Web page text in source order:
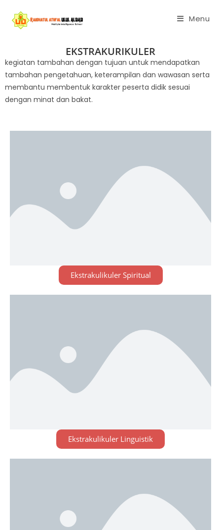
Menu
EKSTRAKURIKULER
kegiatan tambahan dengan tujuan untuk mendapatkan
tambahan pengetahuan, keterampilan dan wawasan serta
membantu membentuk karakter peserta didik sesuai
dengan minat dan bakat.
Ekstrakulikuler Spiritual
Ekstrakulikuler Linguistik